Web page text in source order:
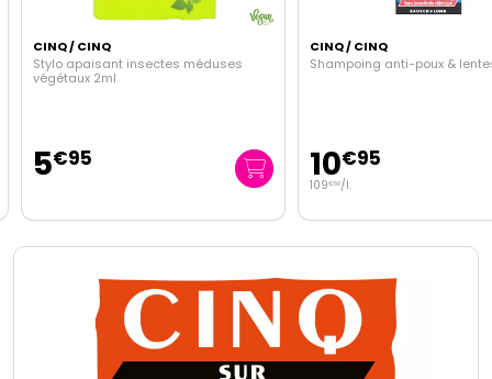
CINQ / CINQ
Stylo apaisant insectes méduses
végétaux 2ml
5€95
CINQ / CINQ
Shampoing anti-poux &
10€95
109€50/l.